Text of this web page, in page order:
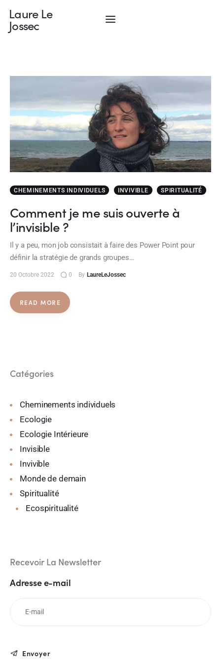
Laure Le
Jossec
Soins Energétiques
Stages et ateliers
Qui suis-je ?
Blog
CHEMINEMENTS INDIVIDUELS INVIVIBLE SPIRITUALITÉ
Comment je me suis ouverte à
l’invisible ?
Il y a peu, mon job consistait à faire des Power Point pour
définir la stratégie de grands groupes…
20 Octobre 2022 0 By LaureLeJossec
READ MORE
Catégories
Cheminements individuels
Ecologie
Ecologie Intérieure
Invisible
Invivible
Monde de demain
Spiritualité
Ecospiritualité
Recevoir La Newsletter
Adresse e-mail
Envoyer